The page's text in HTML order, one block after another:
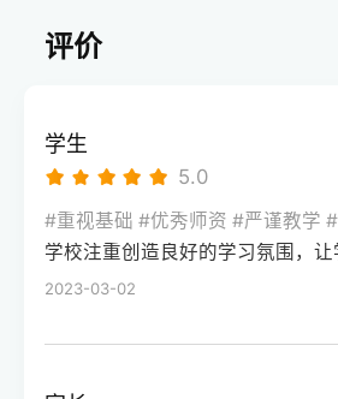
评价
学生
5.0
#重视基础 #优秀师资 #严谨教学
2023-03-02